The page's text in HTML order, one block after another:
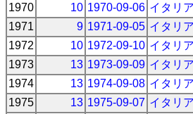
1970 10 1970-09-06 イタリア
1971
9 1971-09-05 イタリア
1972
10 1972-09-10 イタリア
1973
13 1973-09-09 イタリア
1974
13 1974-09-08 イタリア
1975
13 1975-09-07 イタリア